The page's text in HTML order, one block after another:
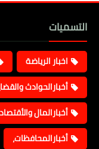
التسميات
اخبار الرياضة
أخبارالحوادث
أخبارالمال والأقتصاد
أخبارالمحافظات،